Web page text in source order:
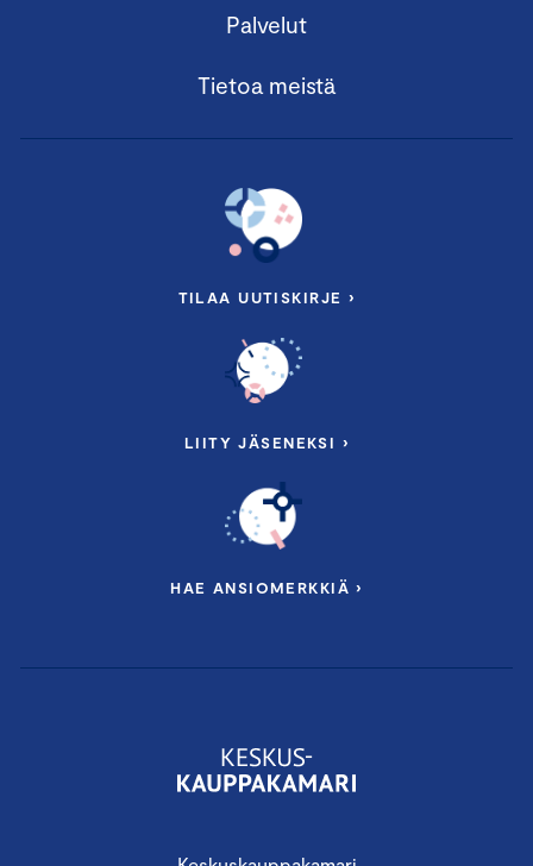
Palvelut
Tietoa meistä
TILAA UUTISKIRJE ›
LIITY JÄSENEKSI ›
HAE ANSIOMERKKIÄ ›